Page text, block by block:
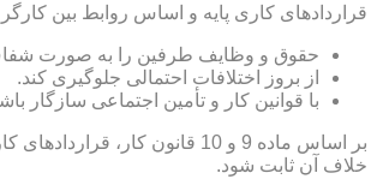
قراردادهای کاری پایه و اساس روابط بین
حقوق و وظایف طرفین را به صورت
از بروز اختلافات احتمالی جلوگیری کند.
با قوانین کار و تأمین اجتماعی سازگار
بر اساس ماده 9 و 10 قانون
خلاف آن ثابت شود.